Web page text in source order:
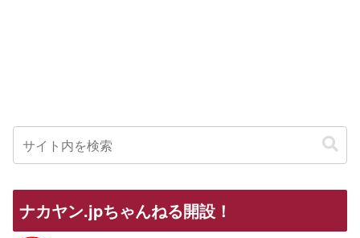
ナカヤン.jpちゃんねる開設！